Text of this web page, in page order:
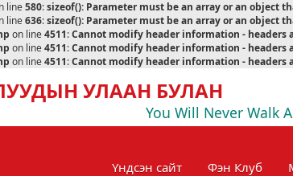
line580:sizeof(): Parameter must be an array or an object
line636:sizeof(): Parameter must be an array or an object
on line4511:Cannot modify header information -
on line4511:Cannot modify header information -
on line4511:Cannot modify header information -
УЛААН БУЛАН
You Will Never Walk
Үндсэн сайт Фэн Клуб